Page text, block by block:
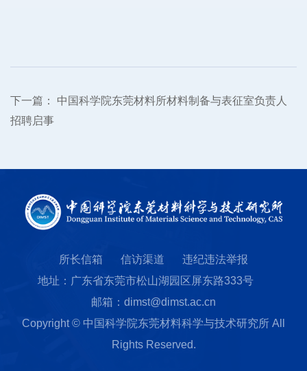
下一篇：
中国科学院东莞材料所材料制备与表征室负责人
招聘启事
所长信箱 信访渠道
违纪违法举报
地址：广东省东莞市松山湖园区屏东路333号
邮箱：dimst@dimst.ac.cn
Copyright © 中国科学院东莞材料科学与技术研究所 All
Rights Reserved.